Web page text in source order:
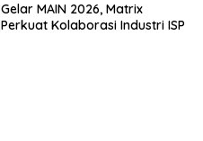
Gelar MAIN 2026, Matrix
Perkuat Kolaborasi Industri ISP